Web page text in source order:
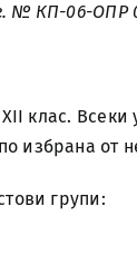
№ КП-06-ОПР
клас.
по избрана от
групи: